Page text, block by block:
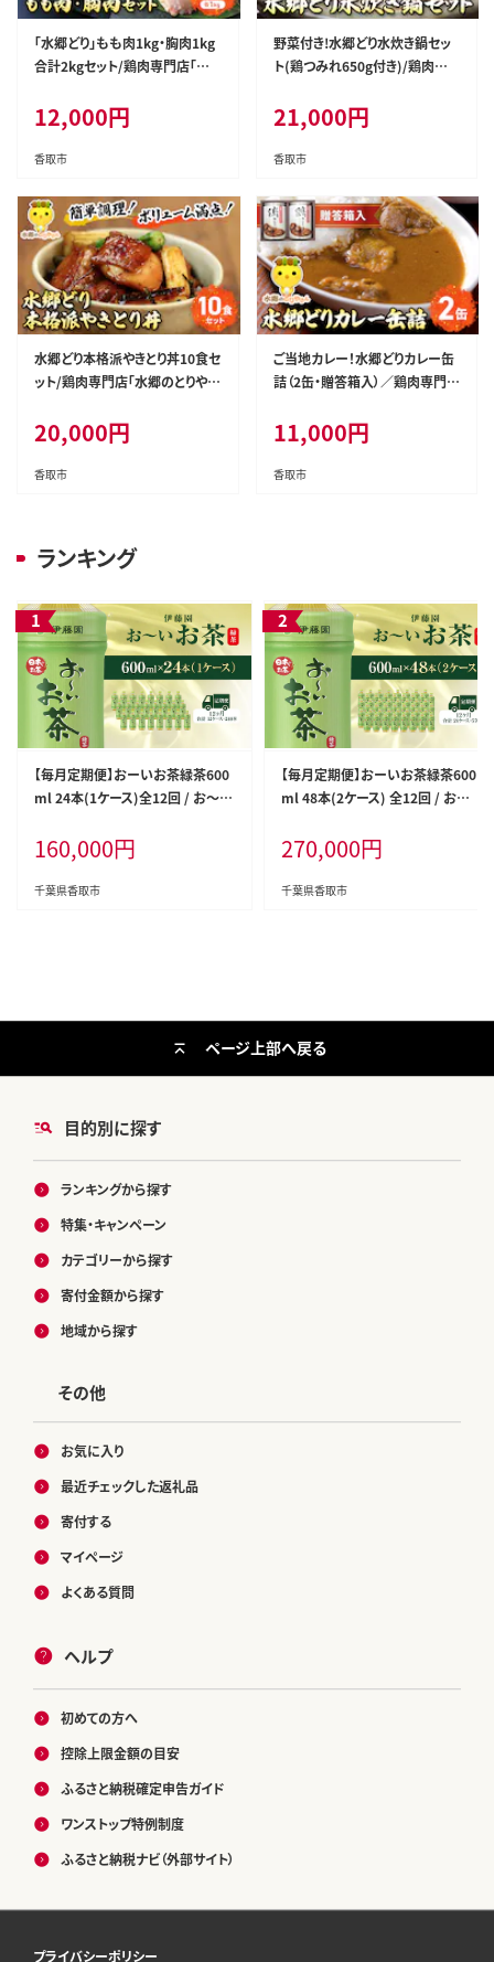
「水郷どり」もも肉1kg・胸肉1kg
合計2kgセット/鶏肉専門店「水
鶏肉 とりにく もも むね肉 肉 と
りにく 鳥 鳥肉 お肉 おすすめ 食
品 セット 専門店 2kg 2キロ 詰合
12,000円
香取市
野菜付き!水郷どり水炊き鍋セッ
ト(鶏つみれ650g付き)/鶏肉専
水炊き みずたき つみれ 鶏つみれ
とりつみれ 鶏団子 野菜セット セ
ット 詰合せ 詰め合わせ STS003
21,000円
香取市
水郷どり本格派やきとり丼10食セ
ット/鶏肉専門店「水郷のとりやさ
鳥丼 丼 どんぶり セット 小分け
小分 詰合せ つめあわせ おつま
み おかず お取り寄せグルメ おす
20,000円
香取市
ご当地カレー！水郷どりカレー缶
詰（2缶・贈答箱入）／鶏肉専門店
urry かれー 缶詰 缶詰め かんづ
め かんずめ 贈答用 贈答 プレゼ
ント セット ご当地 ご当地カレー
11,000円
香取市
ランキング
【毎月定期便】おーいお茶緑茶600
ml 24本(1ケース)全12回 / お～い
トル飲料 ペットボトル ケース 箱買
い 箱 常備 常温 備蓄 防災 まとめ
買い 飲料 ソフトドリンク 送料無料
160,000円
千葉県香取市
【毎月定期便】おーいお茶緑茶600
ml 48本(2ケース) 全12回 / お～
ボトル飲料 ペットボトル ケース 箱
買い 箱 常備 常温 備蓄 防災 まと
め買い 飲料 ソフトドリンク 送料無
270,000円
千葉県香取市
目的別に探す
ランキングから探す
特集・キャンペーン
カテゴリーから探す
寄付金額から探す
地域から探す
その他
お気に入り
最近チェックした返礼品
寄付する
マイページ
よくある質問
ヘルプ
初めての方へ
控除上限金額の目安
ふるさと納税確定申告ガイド
ワンストップ特例制度
ふるさと納税ナビ（外部サイト）
ページ上部へ戻る
プライバシーポリシー